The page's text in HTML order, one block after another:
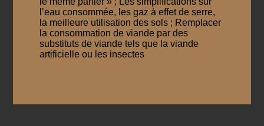
l’eau consommée, les gaz à effet de serre,
la meilleure utilisation des sols ; Remplacer
la consommation de viande par des
substituts de viande tels que la viande
artificielle ou les insectes